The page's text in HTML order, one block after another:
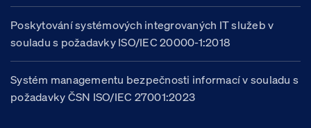
Poskytování systémových integrovaných IT služeb v
souladu s požadavky ISO/IEC 20000-1:2018
Systém managementu bezpečnosti informací v souladu s
požadavky ČSN ISO/IEC 27001:2023